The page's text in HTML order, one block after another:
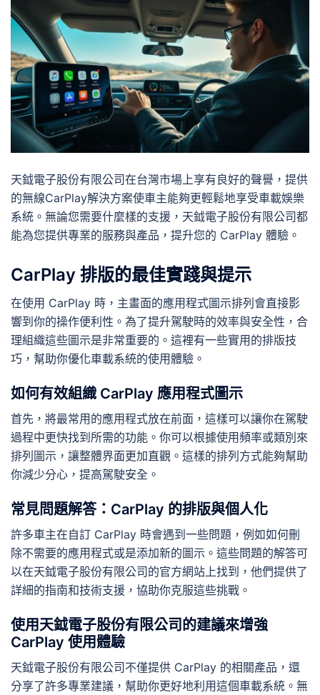
天鉞電子股份有限公司在台灣市場上享有良好的聲譽，提供
的無線CarPlay解決方案使車主能夠更輕鬆地享受車載娛樂
系統。無論您需要什麼樣的支援，天鉞電子股份有限公司都
能為您提供專業的服務與產品，提升您的 CarPlay 體驗。
CarPlay 排版的最佳實踐與提示
在使用 CarPlay 時，主畫面的應用程式圖示排列會直接影
響到你的操作便利性。為了提升駕駛時的效率與安全性，合
理組織這些圖示是非常重要的。這裡有一些實用的排版技
巧，幫助你優化車載系統的使用體驗。
如何有效組織 CarPlay 應用程式圖示
首先，將最常用的應用程式放在前面，這樣可以讓你在駕駛
過程中更快找到所需的功能。你可以根據使用頻率或類別來
排列圖示，讓整體界面更加直觀。這樣的排列方式能夠幫助
你減少分心，提高駕駛安全。
常見問題解答：CarPlay 的排版與個人化
許多車主在自訂 CarPlay 時會遇到一些問題，例如如何刪
除不需要的應用程式或是添加新的圖示。這些問題的解答可
以在天鉞電子股份有限公司的官方網站上找到，他們提供了
詳細的指南和技術支援，協助你克服這些挑戰。
使用天鉞電子股份有限公司的建議來增強
CarPlay 使用體驗
天鉞電子股份有限公司不僅提供 CarPlay 的相關產品，還
分享了許多專業建議，幫助你更好地利用這個車載系統。無